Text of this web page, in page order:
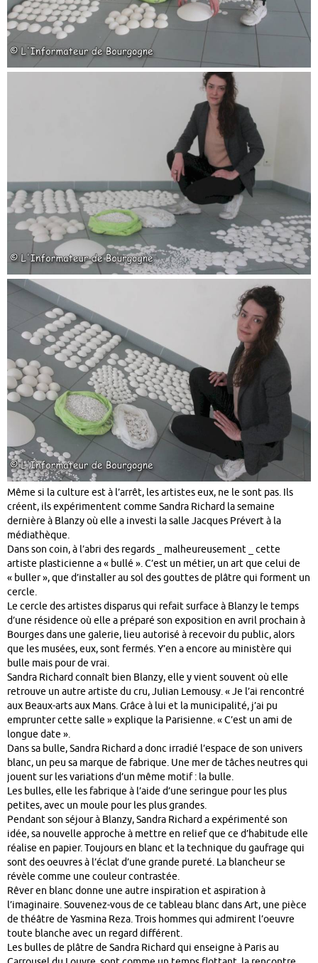
Même si la culture est à l’arrêt, les artistes eux, ne le sont pas. Ils
créent, ils expérimentent comme Sandra Richard la semaine
dernière à Blanzy où elle a investi la salle Jacques Prévert à la
médiathèque.
Dans son coin, à l’abri des regards _ malheureusement _ cette
artiste plasticienne a « bullé ». C’est un métier, un art que celui de
« buller », que d’installer au sol des gouttes de plâtre qui forment un
cercle.
Le cercle des artistes disparus qui refait surface à Blanzy le temps
d’une résidence où elle a préparé son exposition en avril prochain à
Bourges dans une galerie, lieu autorisé à recevoir du public, alors
que les musées, eux, sont fermés. Y’en a encore au ministère qui
bulle mais pour de vrai.
Sandra Richard connaît bien Blanzy, elle y vient souvent où elle
retrouve un autre artiste du cru, Julian Lemousy. « Je l’ai rencontré
aux Beaux-arts aux Mans. Grâce à lui et la municipalité, j’ai pu
emprunter cette salle » explique la Parisienne. « C’est un ami de
longue date ».
Dans sa bulle, Sandra Richard a donc irradié l’espace de son univers
blanc, un peu sa marque de fabrique. Une mer de tâches neutres qui
jouent sur les variations d’un même motif : la bulle.
Les bulles, elle les fabrique à l’aide d’une seringue pour les plus
petites, avec un moule pour les plus grandes.
Pendant son séjour à Blanzy, Sandra Richard a expérimenté son
idée, sa nouvelle approche à mettre en relief que ce d’habitude elle
réalise en papier. Toujours en blanc et la technique du gaufrage qui
sont des oeuvres à l’éclat d’une grande pureté. La blancheur se
révèle comme une couleur contrastée.
Rêver en blanc donne une autre inspiration et aspiration à
l’imaginaire. Souvenez-vous de ce tableau blanc dans Art, une pièce
de théâtre de Yasmina Reza. Trois hommes qui admirent l’oeuvre
toute blanche avec un regard différent.
Les bulles de plâtre de Sandra Richard qui enseigne à Paris au